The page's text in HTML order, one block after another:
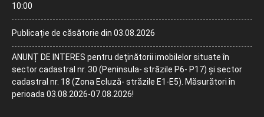
10:00
Publicație de căsătorie din 03.08.2026
ANUNȚ DE INTERES pentru deținătorii imobilelor situate în
sector cadastral nr. 30 (Peninsula- străzile P6- P17) și sector
cadastral nr. 18 (Zona Ecluză- străzile E1-E5). Măsurători în
perioada 03.08.2026-07.08.2026!